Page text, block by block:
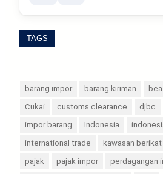
TAGS
barang impor barang kiriman
Cukai
customs clearance djbc
impor barang
Indonesia
international trade
kawasan berikat
pajak
pajak impor
perdagangan